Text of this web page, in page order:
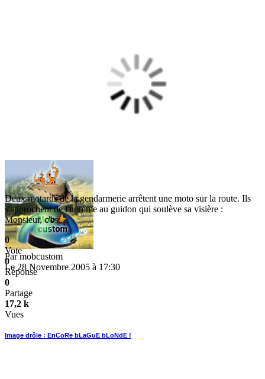
Parmobcustom
Le 28 Novembre 2005 à 17:30
Deux motards de la gendarmerie arrêtent une moto sur la route. Ils
s'approchent de l'homme au guidon qui soulève sa visière :
Monsieur, c'est...
0
Vote
0
Réponse
0
Partage
17,2 k
Vues
Image drôle : EnCoRe bLaGuE bLoNdE !